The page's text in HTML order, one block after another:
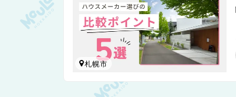
札幌市